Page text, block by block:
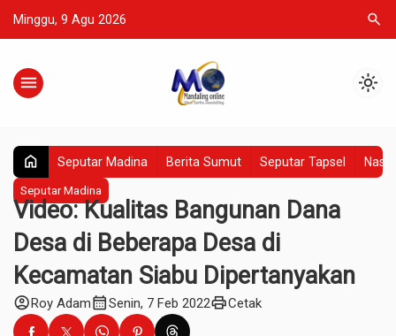
Minggu, 9 Agu 2026 search
menu light_mode
home Seputar Madina Berita Sumut Seputar Tapsel
Seputar Madina
Video: Kualitas Bangunan Dana
Desa di Beberapa Desa di
Kecamatan Siabu Dipertanyakan
account_circleRoy Adamcalendar_monthSenin, 7 Feb 2022printCetak